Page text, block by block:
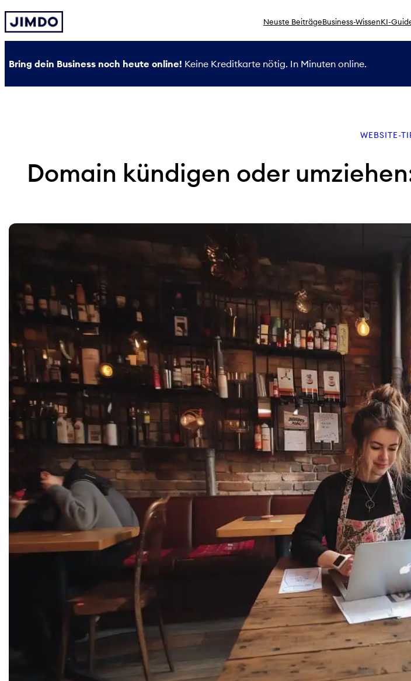
Zum
Inhalt
springen
Neuste BeiträgeBusiness-WissenKI-
Bring dein Business noch heute online! Keine Kreditkarte nötig. In Minuten online.
WEBSITE-
Domain kündigen oder